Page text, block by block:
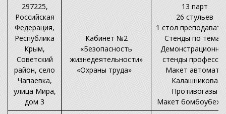
297225,
Российская
Федерация,
Республика
Крым,
Советский
район, село
Чапаевка,
улица Мира,
дом 3
Кабинет №2
«Безопасность
жизнедеятельности»
«Охраны труда»
13 парт
26 стульев
1 стол
Стенды по темам
стенды профессий
Макет автомата
Калашникова
Противогазы
Макет